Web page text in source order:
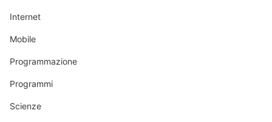
Internet
Mobile
Programmazione
Programmi
Scienze